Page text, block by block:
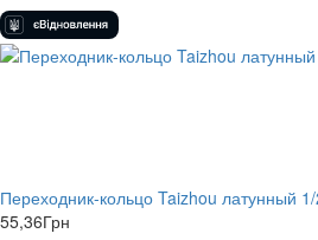
Переходник-кольцо Taizhou латунный
55,36Грн